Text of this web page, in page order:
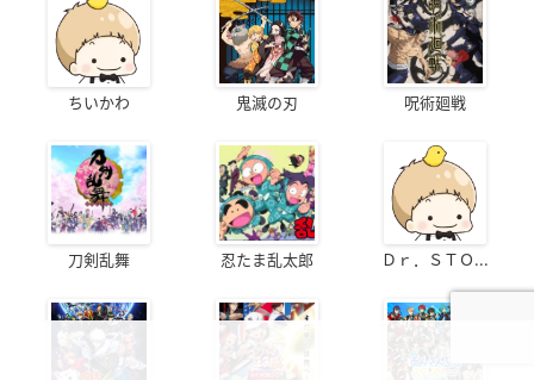
ちいかわ 鬼滅の刃 呪術廻戦
刀剣乱舞 忍たま乱太郎 Ｄｒ．ＳＴＯ...